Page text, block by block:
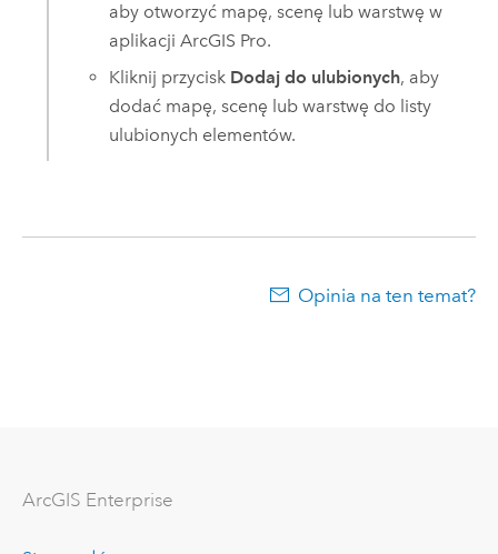
aby otworzyć mapę, scenę lub warstwę w
aplikacjiArcGIS Pro.
Kliknij przycisk Dodaj do ulubionych, aby
dodać mapę, scenę lub warstwę do listy
ulubionych elementów.
Opinia na ten temat?
ArcGIS Enterprise